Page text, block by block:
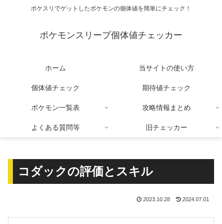
ポケスリでゲットしたポケモンの個体値を簡単にチェック！
ポケモンスリープ個体値チェッカー
ホーム 当サイトの使い方
個体値チェック 期待値チェック
ポケモン一覧表 攻略情報まとめ
よくある質問等 旧チェッカー
コダックの評価とスキル
2023.10.28 2024.07.01